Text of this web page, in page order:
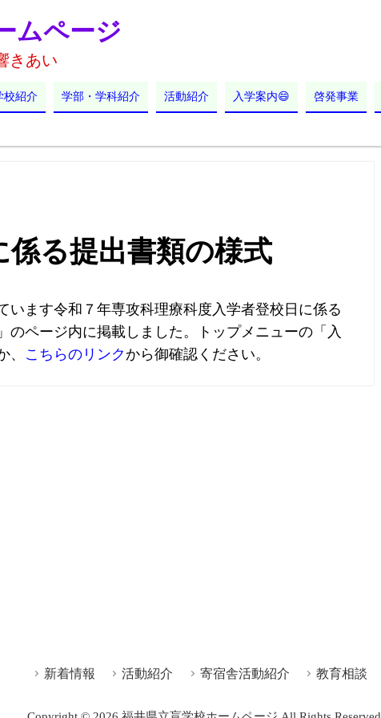
ムページ
きあい
校紹介 学部・学科紹介 活動紹介 入学案内😄 啓発事業
係る提出書類の様式
ます令和７年専攻科理療科度入学者登校日に係る
のページ内に掲載しました。トップメニューの「入
、 こちらのリンクから御確認ください。
新着情報 活動紹介 寄宿舎活動紹介 教育相談